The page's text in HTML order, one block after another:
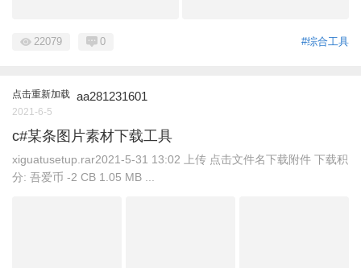
#综合工具
22079 0
点击重新加载 aa281231601
2021-6-5
c#某条图片素材下载工具
xiguatusetup.rar2021-5-31 13:02 上传 点击文件名下载附件 下载积
分: 吾爱币 -2 CB 1.05 MB ...